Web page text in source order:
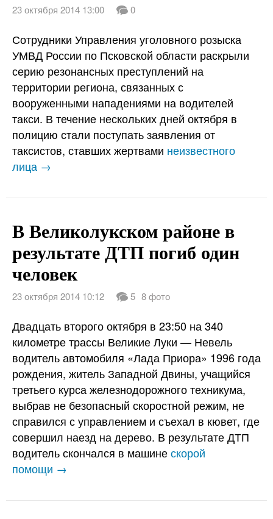
23 октября 2014 13:00 0
Сотрудники Управления уголовного розыска
УМВД России по Псковской области раскрыли
серию резонансных преступлений на
территории региона, связанных с
вооруженными нападениями на водителей
такси. В течение нескольких дней октября в
полицию стали поступать заявления от
таксистов, ставших жертвами неизвестного
лица →
В Великолукском районе в
результате ДТП погиб один
человек
23 октября 2014 10:12 5 8 фото
Двадцать второго октября в 23:50 на 340
километре трассы Великие Луки — Невель
водитель автомобиля «Лада Приора» 1996 года
рождения, житель Западной Двины, учащийся
третьего курса железнодорожного техникума,
выбрав не безопасный скоростной режим, не
справился с управлением и съехал в кювет, где
совершил наезд на дерево. В результате ДТП
водитель скончался в машинескорой
помощи →